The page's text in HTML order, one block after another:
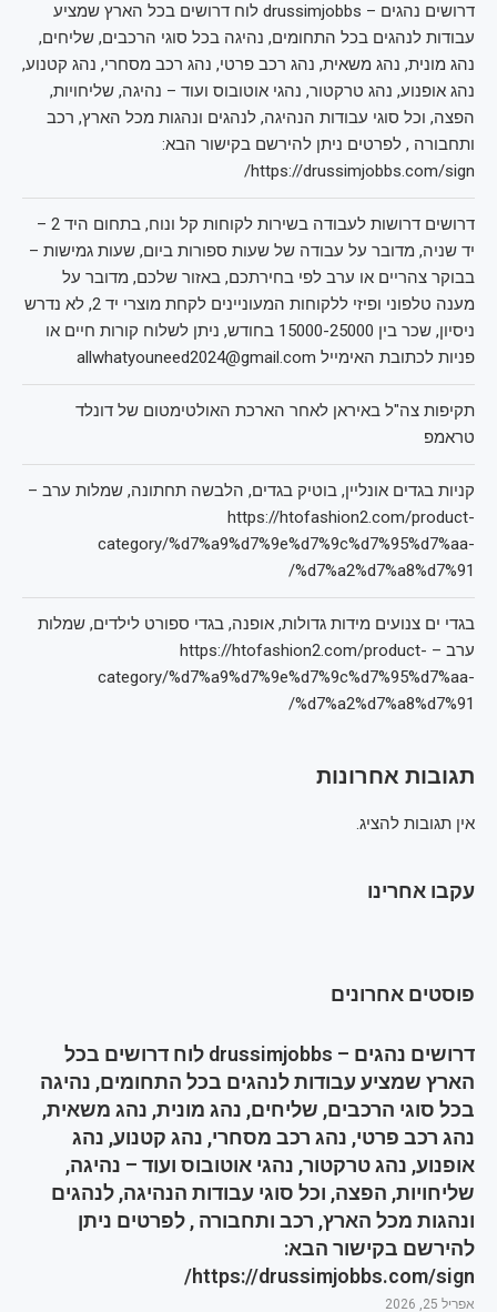
דרושים נהגים – drussimjobbs לוח דרושים בכל הארץ שמציע
עבודות לנהגים בכל התחומים, נהיגה בכל סוגי הרכבים, שליחים,
נהג מונית, נהג משאית, נהג רכב פרטי, נהג רכב מסחרי, נהג קטנוע,
נהג אופנוע, נהג טרקטור, נהגי אוטובוס ועוד – נהיגה, שליחויות,
הפצה, וכל סוגי עבודות הנהיגה, לנהגים ונהגות מכל הארץ, רכב
ותחבורה , לפרטים ניתן להירשם בקישור הבא:
https://drussimjobbs.com/sign/
דרושים דרושות לעבודה בשירות לקוחות קל ונוח, בתחום היד 2 –
יד שניה, מדובר על עבודה של שעות ספורות ביום, שעות גמישות –
בבוקר צהריים או ערב לפי בחירתכם, באזור שלכם, מדובר על
מענה טלפוני ופיזי ללקוחות המעוניינים לקחת מוצרי יד 2, לא נדרש
ניסיון, שכר בין 15000-25000 בחודש, ניתן לשלוח קורות חיים או
פניות לכתובת האימייל allwhatyouneed2024@gmail.com
תקיפות צה"ל באיראן לאחר הארכת האולטימטום של דונלד
טראמפ
קניות בגדים אונליין, בוטיק בגדים, הלבשה תחתונה, שמלות ערב –
https://htofashion2.com/product-
category/%d7%a9%d7%9e%d7%9c%d7%95%d7%aa-
%d7%a2%d7%a8%d7%91/
בגדי ים צנועים מידות גדולות, אופנה, בגדי ספורט לילדים, שמלות
ערב – https://htofashion2.com/product-
category/%d7%a9%d7%9e%d7%9c%d7%95%d7%aa-
%d7%a2%d7%a8%d7%91/
תגובות אחרונות
אין תגובות להציג.
עקבו אחרינו
פוסטים אחרונים
דרושים נהגים – drussimjobbs לוח דרושים בכל
הארץ שמציע עבודות לנהגים בכל התחומים, נהיגה
בכל סוגי הרכבים, שליחים, נהג מונית, נהג משאית,
נהג רכב פרטי, נהג רכב מסחרי, נהג קטנוע, נהג
אופנוע, נהג טרקטור, נהגי אוטובוס ועוד – נהיגה,
שליחויות, הפצה, וכל סוגי עבודות הנהיגה, לנהגים
ונהגות מכל הארץ, רכב ותחבורה , לפרטים ניתן
להירשם בקישור הבא:
https://drussimjobbs.com/sign/
אפריל 25, 2026